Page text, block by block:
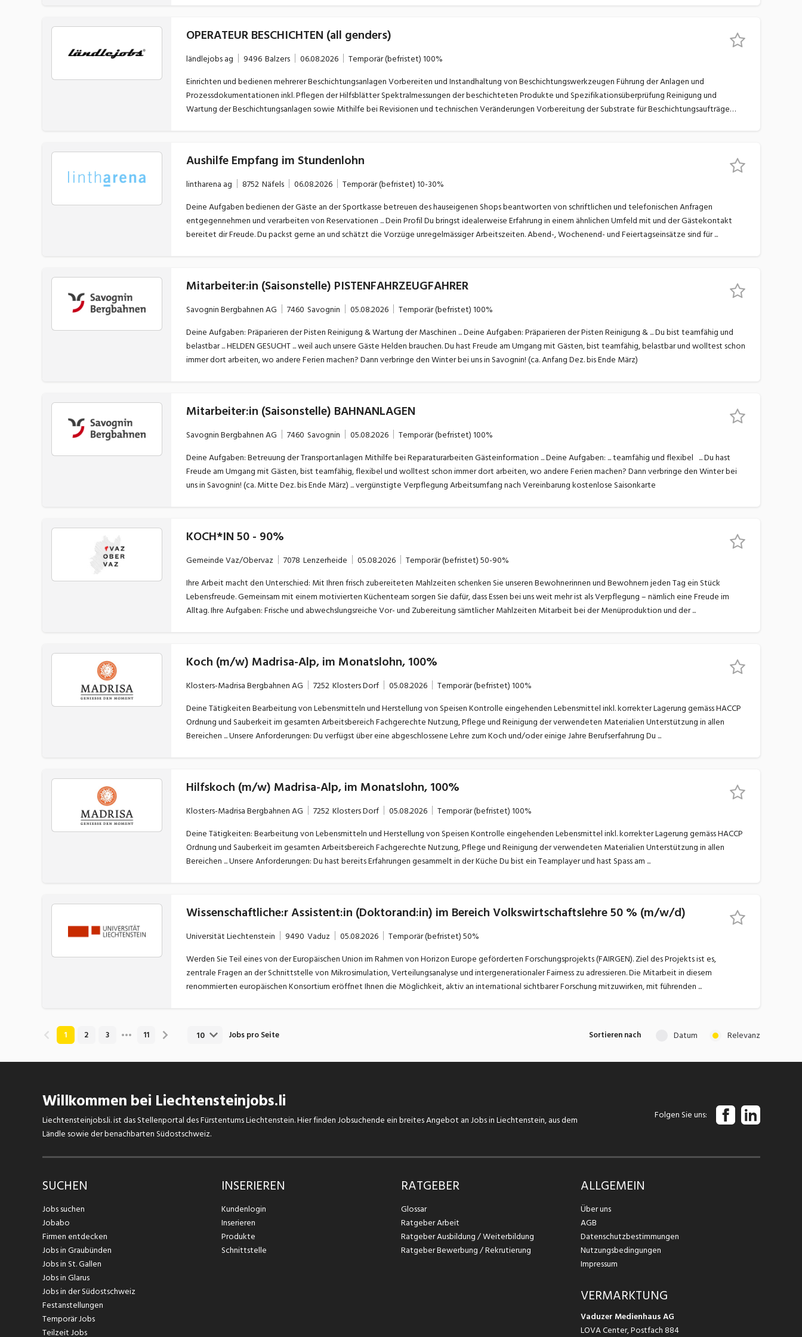
OPERATEUR BESCHICHTEN (all genders)
ländlejobs ag 9496 Balzers 06.08.2026 Temporär (befristet)100%
Einrichten und bedienen mehrerer Beschichtungsanlagen Vorbereiten und Instandhaltung von Beschichtungswerkzeugen Führung der Anlagen und
Prozessdokumentationen inkl. Pflegen der Hilfsblätter Spektralmessungen der beschichteten Produkte und Spezifikationsüberprüfung Reinigung und
Wartung der Beschichtungsanlagen sowie Mithilfe bei Revisionen und technischen Veränderungen Vorbereitung der Substrate für Beschichtungsaufträge
Aushilfe Empfang im Stundenlohn
lintharena ag 8752 Näfels 06.08.2026 Temporär (befristet)10-30%
Deine Aufgaben bedienen der Gäste an der Sportkasse betreuen des hauseigenen Shops beantworten von schriftlichen und telefonischen Anfragen
entgegennehmen und verarbeiten von Reservationen ... Dein Profil Du bringst idealerweise Erfahrung in einem ähnlichen Umfeld mit und der Gästekontakt
bereitet dir Freude. Du packst gerne an und schätzt die Vorzüge unregelmässiger Arbeitszeiten. Abend-, Wochenend- und Feiertagseinsätze sind für ...
Mitarbeiter:in (Saisonstelle) PISTENFAHRZEUGFAHRER
Savognin Bergbahnen AG 7460 Savognin 05.08.2026 Temporär (befristet)100%
Deine Aufgaben: Präparieren der Pisten Reinigung & Wartung der Maschinen ... Deine Aufgaben: Präparieren der Pisten Reinigung & ... Du bist teamfähig und
belastbar ... HELDEN GESUCHT ... weil auch unsere Gäste Helden brauchen. Du hast Freude am Umgang mit Gästen, bist teamfähig, belastbar und wolltest schon
immer dort arbeiten, wo andere Ferien machen? Dann verbringe den Winter bei uns in Savognin! (ca. Anfang Dez. bis Ende März)
Mitarbeiter:in (Saisonstelle) BAHNANLAGEN
Savognin Bergbahnen AG 7460 Savognin 05.08.2026 Temporär (befristet)100%
Deine Aufgaben: Betreuung der Transportanlagen Mithilfe bei Reparaturarbeiten Gästeinformation ... Deine Aufgaben: ... teamfähig und flexibel ... Du hast
Freude am Umgang mit Gästen, bist teamfähig, flexibel und wolltest schon immer dort arbeiten, wo andere Ferien machen? Dann verbringe den Winter bei
uns in Savognin! (ca. Mitte Dez. bis Ende März) ... vergünstigte Verpflegung Arbeitsumfang nach Vereinbarung kostenlose Saisonkarte
KOCH*IN 50 - 90%
Gemeinde Vaz/Obervaz 7078 Lenzerheide 05.08.2026 Temporär (befristet)50-90%
Ihre Arbeit macht den Unterschied: Mit Ihren frisch zubereiteten Mahlzeiten schenken Sie unseren Bewohnerinnen und Bewohnern jeden Tag ein Stück
Lebensfreude. Gemeinsam mit einem motivierten Küchenteam sorgen Sie dafür, dass Essen bei uns weit mehr ist als Verpflegung – nämlich eine Freude im
Alltag. Ihre Aufgaben: Frische und abwechslungsreiche Vor- und Zubereitung sämtlicher Mahlzeiten Mitarbeit bei der Menüproduktion und der ...
Koch (m/w) Madrisa-Alp, im Monatslohn, 100%
Klosters-Madrisa Bergbahnen AG 7252 Klosters Dorf 05.08.2026 Temporär (befristet)100%
Deine Tätigkeiten Bearbeitung von Lebensmitteln und Herstellung von Speisen Kontrolle eingehenden Lebensmittel inkl. korrekter Lagerung gemäss HACCP
Ordnung und Sauberkeit im gesamten Arbeitsbereich Fachgerechte Nutzung, Pflege und Reinigung der verwendeten Materialien Unterstützung in allen
Bereichen ... Unsere Anforderungen: Du verfügst über eine abgeschlossene Lehre zum Koch und/oder einige Jahre Berufserfahrung Du ...
Hilfskoch (m/w) Madrisa-Alp, im Monatslohn, 100%
Klosters-Madrisa Bergbahnen AG 7252 Klosters Dorf 05.08.2026 Temporär (befristet)100%
Deine Tätigkeiten: Bearbeitung von Lebensmitteln und Herstellung von Speisen Kontrolle eingehenden Lebensmittel inkl. korrekter Lagerung gemäss HACCP
Ordnung und Sauberkeit im gesamten Arbeitsbereich Fachgerechte Nutzung, Pflege und Reinigung der verwendeten Materialien Unterstützung in allen
Bereichen ... Unsere Anforderungen: Du hast bereits Erfahrungen gesammelt in der Küche Du bist ein Teamplayer und hast Spass am ...
Wissenschaftliche:r Assistent:in (Doktorand:in) im Bereich Volkswirtschaftslehre 50 % (m/w/d)
Universität Liechtenstein 9490 Vaduz 05.08.2026 Temporär (befristet)50%
Werden Sie Teil eines von der Europäischen Union im Rahmen von Horizon Europe geförderten Forschungsprojekts (FAIRGEN). Ziel des Projekts ist es,
zentrale Fragen an der Schnittstelle von Mikrosimulation, Verteilungsanalyse und intergenerationaler Fairness zu adressieren. Die Mitarbeit in diesem
renommierten europäischen Konsortium eröffnet Ihnen die Möglichkeit, aktiv an international sichtbarer Forschung mitzuwirken, mit führenden ...
1 2 3 11 10 Jobs pro Seite Sortieren nach Datum Relevanz
Willkommen bei Liechtensteinjobs.li
Liechtensteinjobs.li. ist das Stellenportal des Fürstentums Liechtenstein. Hier finden Jobsuchende ein breites Angebot an Jobs in Liechtenstein, aus dem
Ländle sowie der benachbarten Südostschweiz.
Folgen Sie uns
SUCHEN
Jobs suchen
Jobabo
Firmen entdecken
Jobs in Graubünden
Jobs in St. Gallen
Jobs in Glarus
Jobs in der Südostschweiz
Festanstellungen
Temporär Jobs
Teilzeit Jobs
INSERIEREN
Kundenlogin
Inserieren
Produkte
Schnittstelle
RATGEBER
Glossar
Ratgeber Arbeit
Ratgeber Ausbildung / Weiterbildung
Ratgeber Bewerbung / Rekrutierung
ALLGEMEIN
Über uns
AGB
Datenschutzbestimmungen
Nutzungsbedingungen
Impressum
VERMARKTUNG
Vaduzer Medienhaus AG
LOVA Center, Postfach 884